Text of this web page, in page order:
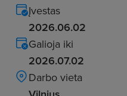
Įvestas
2026.06.02
Galioja iki
2026.07.02
Darbo vieta